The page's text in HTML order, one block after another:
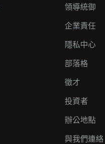
領導統御
企業責任
隱私中心
部落格
徵才
投資者
辦公地點
與我們連絡